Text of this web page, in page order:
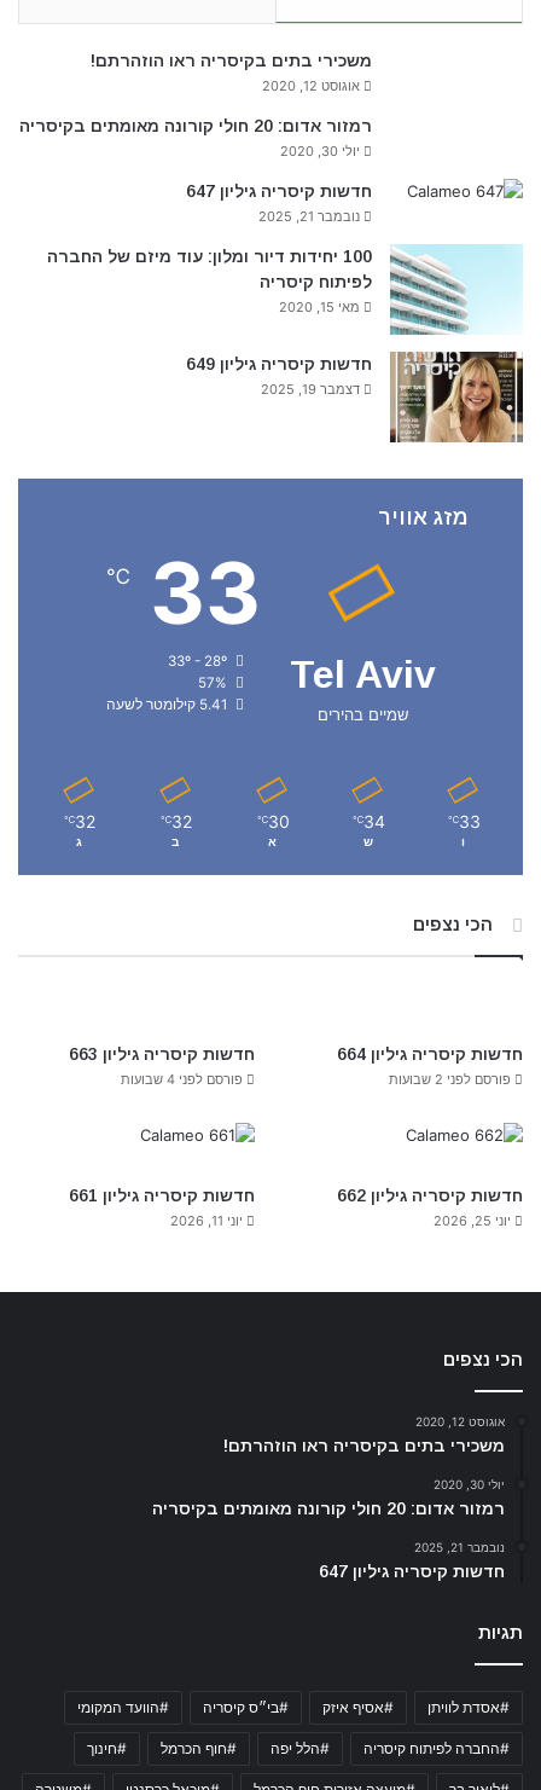
משכירי בתים בקיסריה ראו הוזהרתם!
אוגוסט 12, 2020
רמזור אדום: 20 חולי קורונה מאומתים בקיסריה
יולי 30, 2020
חדשות קיסריה גיליון 647
נובמבר 21, 2025
100 יחידות דיור ומלון: עוד מיזם של החברה
לפיתוח קיסריה
מאי 15, 2020
חדשות קיסריה גיליון 649
דצמבר 19, 2025
מזג אוויר
Tel Aviv
שמיים בהירים
33
℃
33º - 28º
57%
5.41 קילומטר לשעה
33
℃
ו
34
℃
ש
30
℃
א
32
℃
ב
32
℃
ג
הכי נצפים
חדשות קיסריה גיליון 664
פורסם לפני 2 שבועות
חדשות קיסריה גיליון 663
פורסם לפני 4 שבועות
חדשות קיסריה גיליון 662
יוני 25, 2026
חדשות קיסריה גיליון 661
יוני 11, 2026
הכי נצפים
אוגוסט 12, 2020
משכירי בתים בקיסריה ראו הוזהרתם!
יולי 30, 2020
רמזור אדום: 20 חולי קורונה מאומתים בקיסריה
נובמבר 21, 2025
חדשות קיסריה גיליון 647
תגיות
#אסדת לוויתן #אסיף איזק #בי״ס קיסריה #הוועד המקומי
#החברה לפיתוח קיסריה #הלל יפה #חוף הכרמל #חינוך